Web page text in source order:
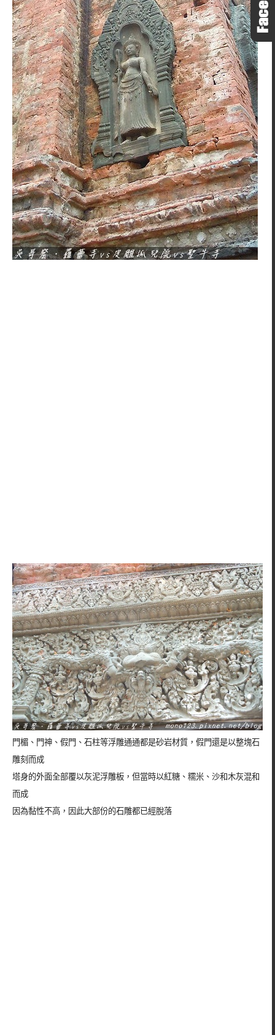
門楣、門神、假門、石柱等浮雕通通都是砂岩材質，假門還是以整塊石
雕刻而成
塔身的外面全部覆以灰泥浮雕板，但當時以紅糖、糯米、沙和木灰混和
而成
因為黏性不高，因此大部份的石雕都已經脫落